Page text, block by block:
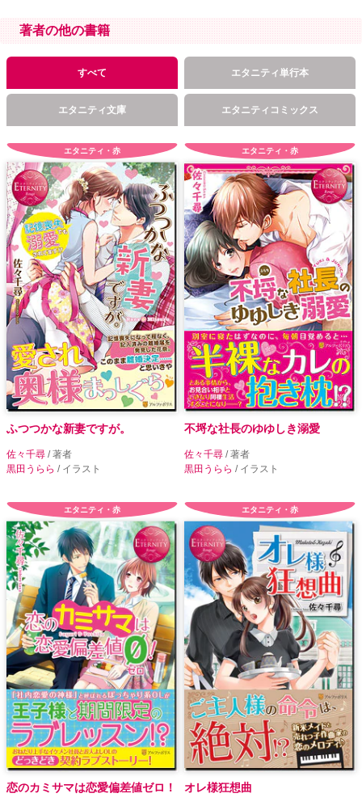
著者の他の書籍
すべて エタニティ単行本
エタニティ文庫 エタニティコミックス
エタニティ・赤
ふつつかな新妻ですが。
佐々千尋 / 著者
黒田うらら / イラスト
エタニティ・赤
不埒な社長のゆゆしき溺愛
佐々千尋 / 著者
黒田うらら / イラスト
エタニティ・赤
恋のカミサマは恋愛偏差値ゼロ！
エタニティ・赤
オレ様狂想曲